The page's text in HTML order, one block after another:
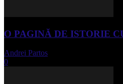
O PAGINĂ DE ISTORIE
Andrei Partos
0